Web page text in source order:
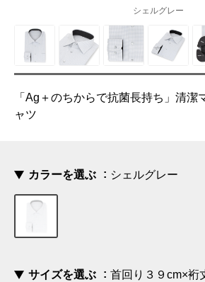
シェルグレー
「Ag＋のちからで抗菌長持ち」清潔
ャツ
カラーを選ぶ シェルグレー
サイズを選ぶ 首回り３９cm×裄